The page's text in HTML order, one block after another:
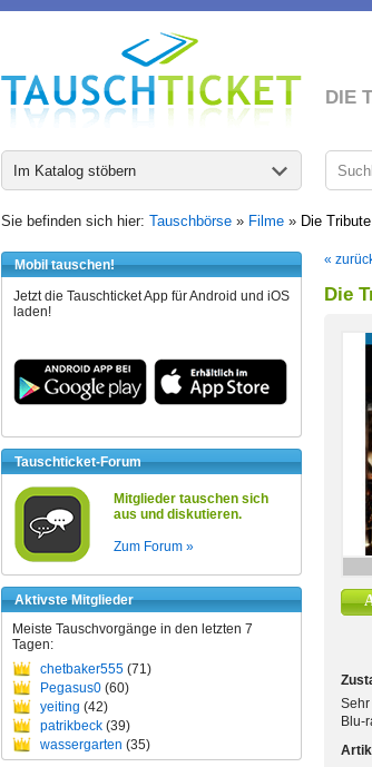
DIE
Im Katalog stöbern
Sie befinden sich hier: Tauschbörse » Filme » Die
Mobil tauschen!
Jetzt die Tauschticket App für Android und iOS
laden!
Tauschticket-Forum
Mitglieder tauschen sich
aus und diskutieren.
Zum Forum »
Aktivste Mitglieder
Meiste Tauschvorgänge in den letzten 7
Tagen:
chetbaker555 (71)
Pegasus0 (60)
yeiting (42)
patrikbeck (39)
wassergarten (35)
«
Die
Blu-